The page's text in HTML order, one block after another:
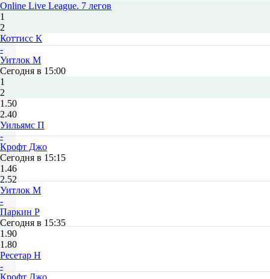
Online Live League. 7 легов
1
2
Коттисс К
-
Уитлок М
Сегодня в 15:00
1
2
1.50
2.40
Уильямс П
-
Крофт Джо
Сегодня в 15:15
1.46
2.52
Уитлок М
-
Паркин Р
Сегодня в 15:35
1.90
1.80
Ресетар Н
-
Крофт Джо